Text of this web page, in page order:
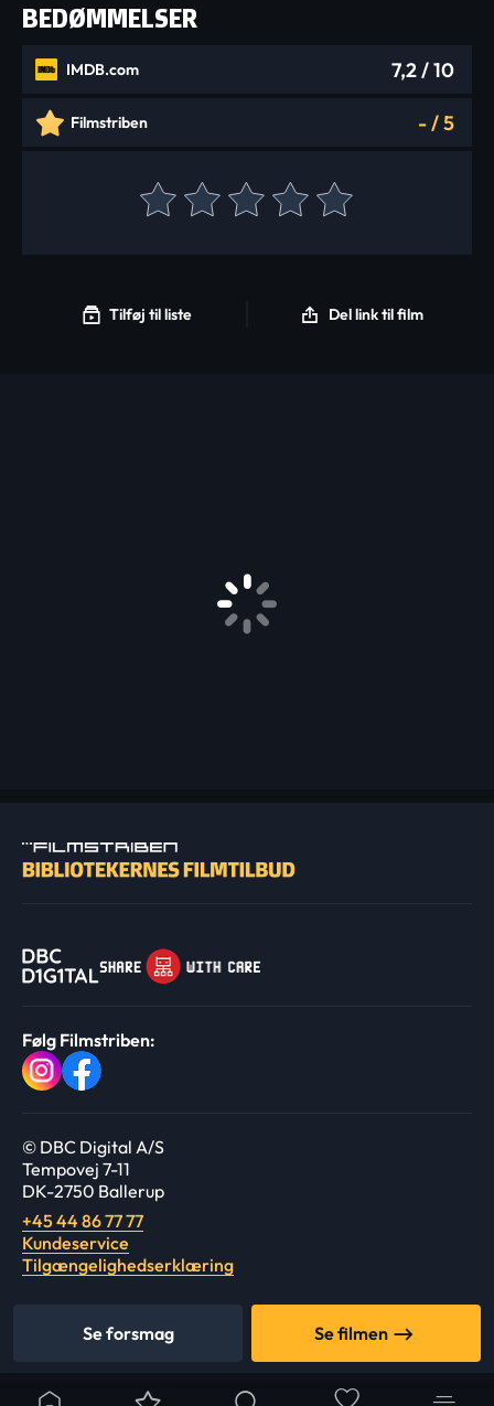
Se forsmag Se filmen
BEDØMMELSER
IMDB.com 7,2/ 10
Filmstriben -/5
Tilføj til liste Del link til film
Følg Filmstriben:
© DBC Digital A/S
Tempovej 7-11
DK-2750 Ballerup
+45 44 86 77 77
Kundeservice
Tilgængelighedserklæring